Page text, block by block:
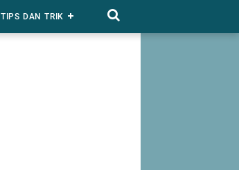
TIPS DAN TRIK